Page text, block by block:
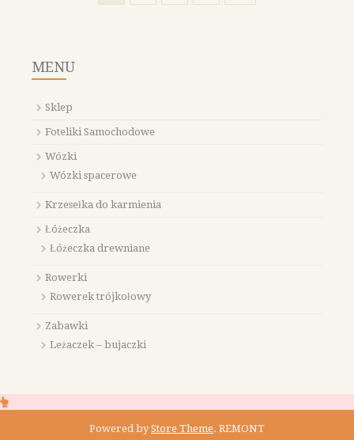
MENU
Sklep
Foteliki Samochodowe
Wózki
Wózki spacerowe
Krzesełka do karmienia
Łóżeczka
Łóżeczka drewniane
Rowerki
Rowerek trójkołowy
Zabawki
Leżaczek – bujaczki
Powered byStore Theme. REMONT